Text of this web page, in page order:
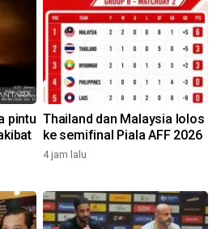
pintu Thailand dan Malaysia lolos
ke semifinal Piala AFF 2026
4 jam lalu